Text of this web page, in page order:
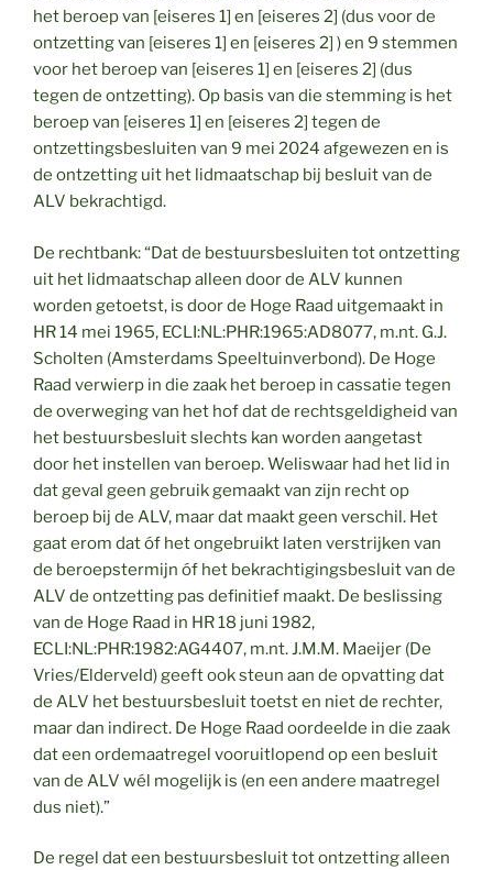
het beroep van [eiseres 1] en [eiseres 2] (dus voor de
ontzetting van [eiseres 1] en [eiseres 2] ) en 9 stemmen
voor het beroep van [eiseres 1] en [eiseres 2] (dus
tegen de ontzetting). Op basis van die stemming is het
beroep van [eiseres 1] en [eiseres 2] tegen de
ontzettingsbesluiten van 9 mei 2024 afgewezen en is
de ontzetting uit het lidmaatschap bij besluit van de
ALV bekrachtigd.
De rechtbank: “Dat de bestuursbesluiten tot ontzetting
uit het lidmaatschap alleen door de ALV kunnen
worden getoetst, is door de Hoge Raad uitgemaakt in
HR 14 mei 1965, ECLI:NL:PHR:1965:AD8077, m.nt. G.J.
Scholten (Amsterdams Speeltuinverbond). De Hoge
Raad verwierp in die zaak het beroep in cassatie tegen
de overweging van het hof dat de rechtsgeldigheid van
het bestuursbesluit slechts kan worden aangetast
door het instellen van beroep. Weliswaar had het lid in
dat geval geen gebruik gemaakt van zijn recht op
beroep bij de ALV, maar dat maakt geen verschil. Het
gaat erom dat óf het ongebruikt laten verstrijken van
de beroepstermijn óf het bekrachtigingsbesluit van de
ALV de ontzetting pas definitief maakt. De beslissing
van de Hoge Raad in HR 18 juni 1982,
ECLI:NL:PHR:1982:AG4407, m.nt. J.M.M. Maeijer (De
Vries/Elderveld) geeft ook steun aan de opvatting dat
de ALV het bestuursbesluit toetst en niet de rechter,
maar dan indirect. De Hoge Raad oordeelde in die zaak
dat een ordemaatregel vooruitlopend op een besluit
van de ALV wél mogelijk is (en een andere maatregel
dus niet).”
De regel dat een bestuursbesluit tot ontzetting alleen